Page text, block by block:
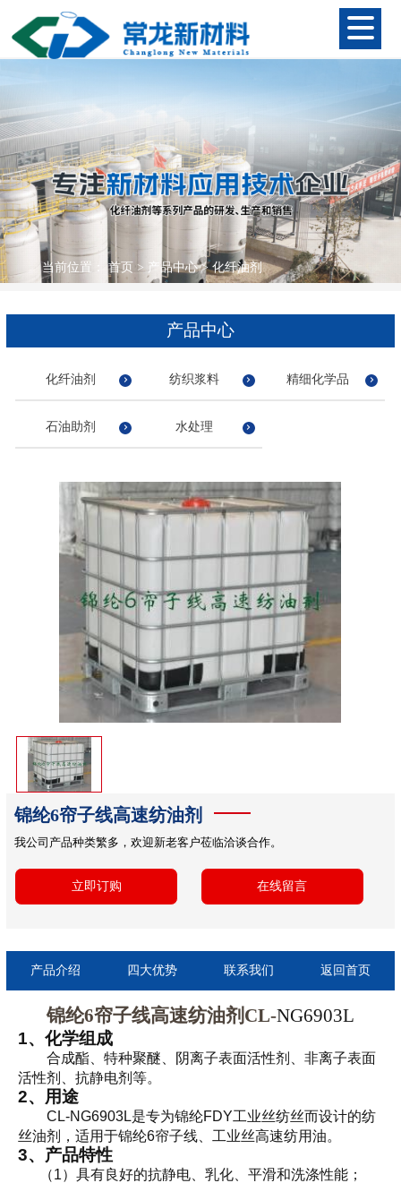
当前位置：首页 > 产品中心>化纤油剂
产品中心
化纤油剂 纺织浆料 精细化学品
石油助剂 水处理
锦纶6帘子线高速纺油剂
我公司产品种类繁多，欢迎新老客户莅临洽谈合作。
立即订购 在线留言
产品介绍 四大优势 联系我们 返回首页
锦纶6帘子线高速纺油剂CL-NG6903L
1、化学组成
合成酯、特种聚醚、阴离子表面活性剂、非离子表面
活性剂、抗静电剂等。
2、用途
CL-NG6903L是专为锦纶FDY工业丝纺丝而设计的纺
丝油剂，适用于锦纶6帘子线、工业丝高速纺用油。
3、产品特性
（1）具有良好的抗静电、乳化、平滑和洗涤性能；